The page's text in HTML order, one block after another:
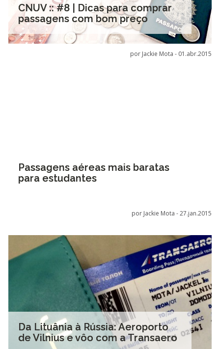
CNUV :: #8 | Dicas para comprar
passagens com bom preço
por Jackie Mota - 01.abr.2015
Passagens aéreas mais baratas
para estudantes
por Jackie Mota -27.jan.2015
Da Lituânia à Rússia: Aeroporto
de Vilnius e vôo com a Transaero